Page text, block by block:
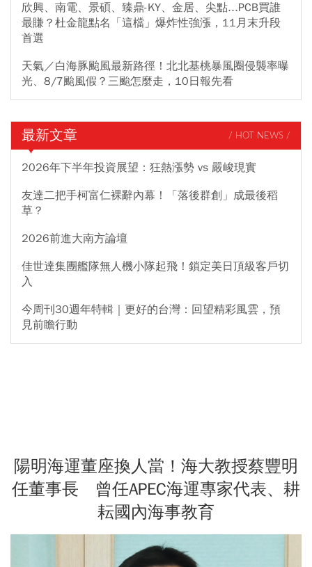
欣興、南電、景碩、臻鼎-KY、金居、尖點...PCB買誰
最賺？杜金龍點名「這檔」爆炸性強漲，11月末升段
首選
天氣／白海豚颱風最新路徑！北北基桃暴風圈侵襲率曝
光、8/7颱風假？三颱怎麼走，10日報先看
最新文章 / HOT NEWS /
2026年下半年投資展望：狂熱漲勢 vs 嚴峻現實
友達二把手柯富仁裸辭內幕！「落後群創」成最後稻
草？
2026前進大南方論壇
佳世達集團艦隊無人機小隊起飛！鎖定美日頂級客戶切
入
今周刊30週年特輯｜更好的台灣：回望精彩風雲，預
見前瞻行動
陽明海運董座換人當！海大教授蔡豐明
任董事長 曾任APEC海運專家代表、耕
耘國內海事教育